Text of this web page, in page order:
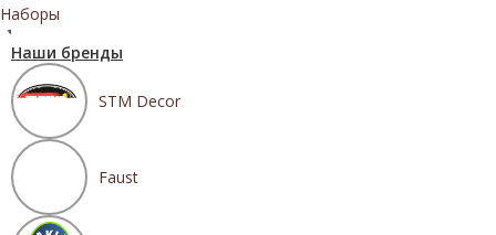
Наборы
Наши бренды
STM Decor
Faust